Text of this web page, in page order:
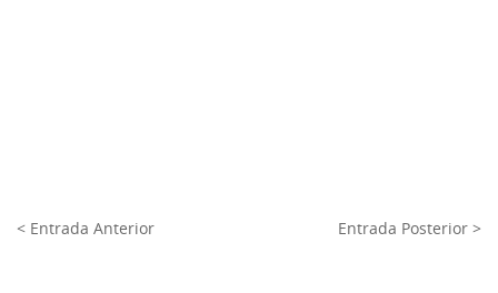
< Entrada Anterior Entrada Posterior >